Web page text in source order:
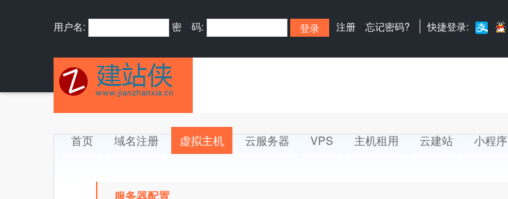
用户名: 密 码: 注册 忘记密码? 快捷登录:
首页 域名注册 虚拟主机 云服务器 VPS 主机租用 云建站 小程序